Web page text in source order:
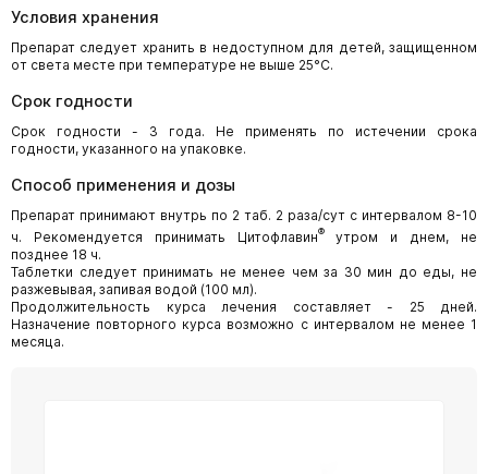
Условия хранения
Препарат следует хранить в недоступном для детей, защищенном
от света месте при температуре не выше 25°C.
Срок годности
Срок годности - 3 года. Не применять по истечении срока
годности, указанного на упаковке.
Способ применения и дозы
Препарат принимают внутрь по 2 таб. 2 раза/сут с интервалом 8-10
ч. Рекомендуется принимать Цитофлавин®утром и днем, не
позднее 18 ч.
Таблетки следует принимать не менее чем за 30 мин до еды, не
разжевывая, запивая водой (100 мл).
Продолжительность курса лечения составляет - 25 дней.
Назначение повторного курса возможно с интервалом не менее 1
месяца.